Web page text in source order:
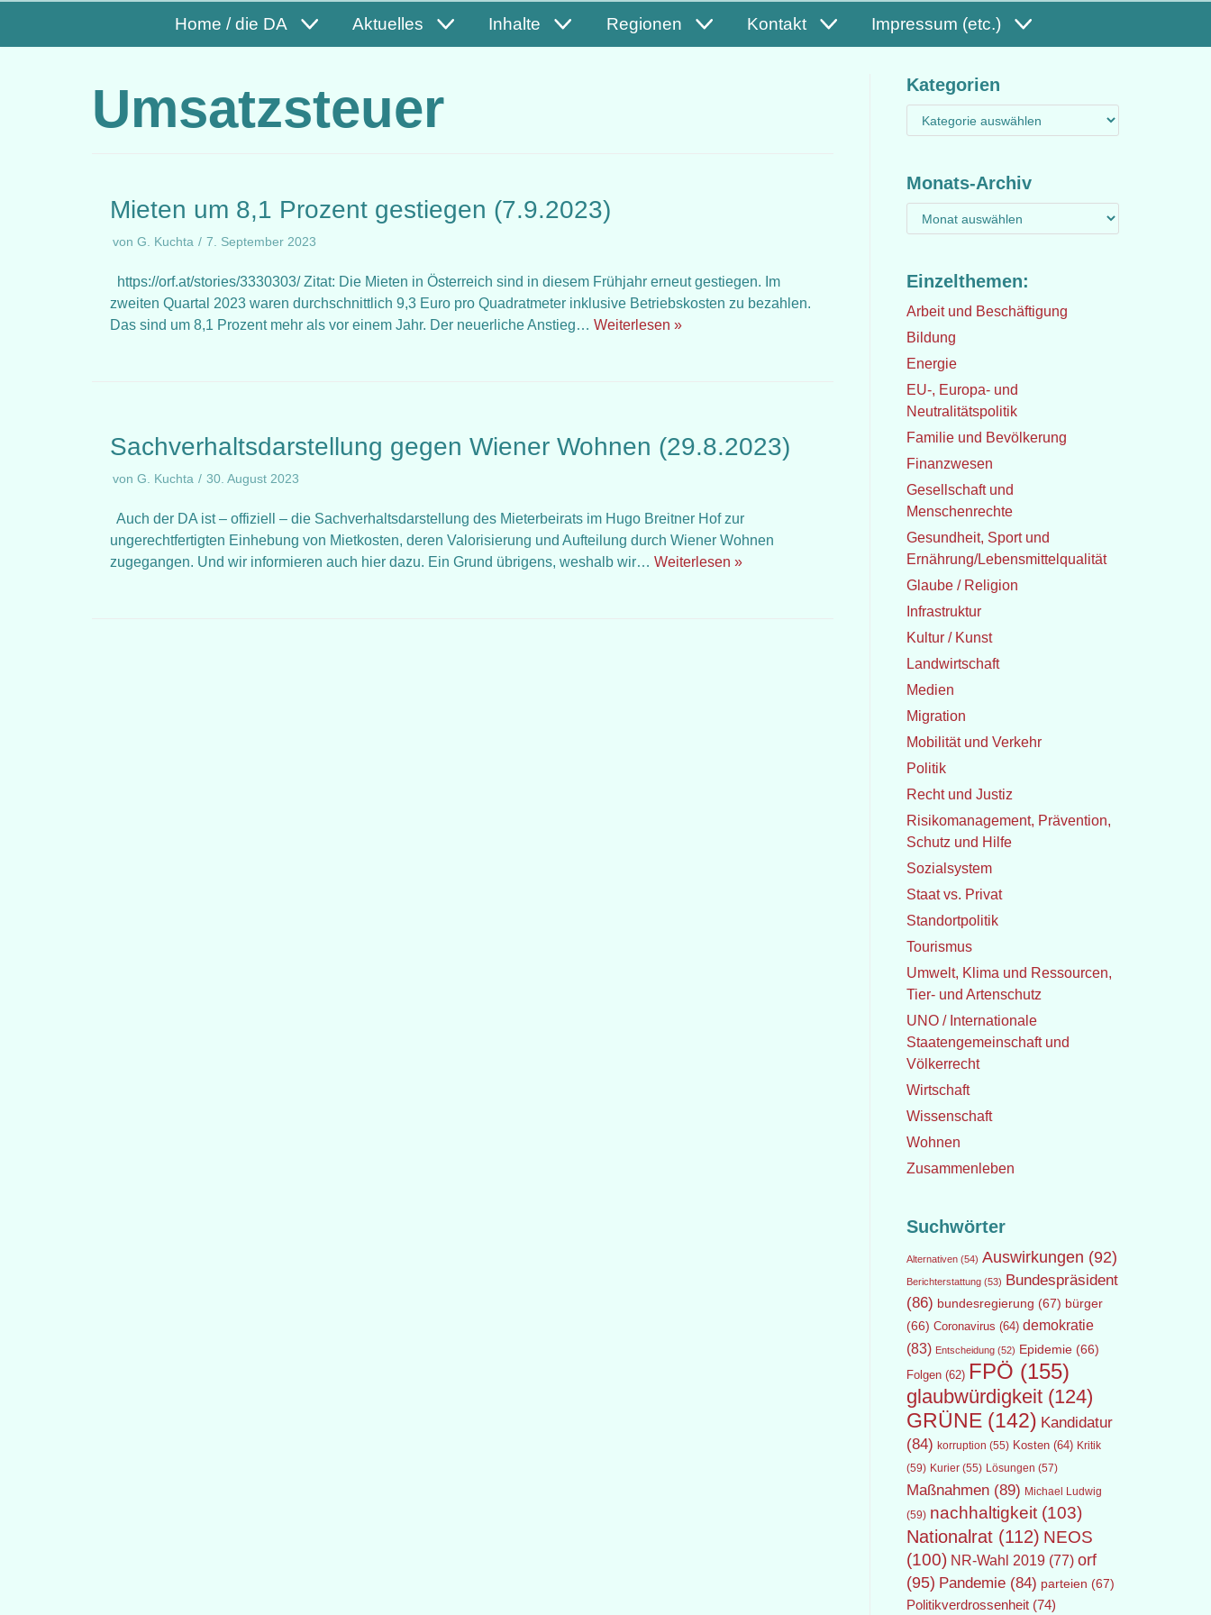
Home / die DA Aktuelles Inhalte Regionen Kontakt Impressum (etc.)
Umsatzsteuer
Mieten um 8,1 Prozent gestiegen (7.9.2023)
von G. Kuchta 7. September 2023
https://orf.at/stories/3330303/ Zitat: Die Mieten in Österreich sind in diesem Frühjahr erneut gestiegen. Im
zweiten Quartal 2023 waren durchschnittlich 9,3 Euro pro Quadratmeter inklusive Betriebskosten zu bezahlen.
Das sind um 8,1 Prozent mehr als vor einem Jahr. Der neuerliche Anstieg… Weiterlesen »
Sachverhaltsdarstellung gegen Wiener Wohnen (29.8.2023)
von G. Kuchta 30. August 2023
Auch der DA ist – offiziell – die Sachverhaltsdarstellung des Mieterbeirats im Hugo Breitner Hof zur
ungerechtfertigten Einhebung von Mietkosten, deren Valorisierung und Aufteilung durch Wiener Wohnen
zugegangen. Und wir informieren auch hier dazu. Ein Grund übrigens, weshalb wir… Weiterlesen »
Kategorien
Monats-Archiv
Einzelthemen:
Arbeit und Beschäftigung
Bildung
Energie
EU-, Europa- und
Neutralitätspolitik
Familie und Bevölkerung
Finanzwesen
Gesellschaft und
Menschenrechte
Gesundheit, Sport und
Ernährung/Lebensmittelqualität
Glaube / Religion
Infrastruktur
Kultur / Kunst
Landwirtschaft
Medien
Migration
Mobilität und Verkehr
Politik
Recht und Justiz
Risikomanagement, Prävention,
Schutz und Hilfe
Sozialsystem
Staat vs. Privat
Standortpolitik
Tourismus
Umwelt, Klima und Ressourcen,
Tier- und Artenschutz
UNO / Internationale
Staatengemeinschaft und
Völkerrecht
Wirtschaft
Wissenschaft
Wohnen
Zusammenleben
Suchwörter
Alternativen(54) Auswirkungen (92)
Berichterstattung(53) Bundespräsident
(86) bundesregierung (67) bürger
(66) Coronavirus (64) demokratie
(83) Entscheidung(52) Epidemie(66)
Folgen(62) FPÖ (155)
glaubwürdigkeit(124)
GRÜNE(142) Kandidatur
(84) korruption (55) Kosten(64) Kritik
(59) Kurier(55) Lösungen (57)
Maßnahmen(89) Michael Ludwig
(59) nachhaltigkeit(103)
Nationalrat(112) NEOS
(100) NR-Wahl 2019(77) orf
(95) Pandemie(84) parteien (67)
Politikverdrossenheit(74)